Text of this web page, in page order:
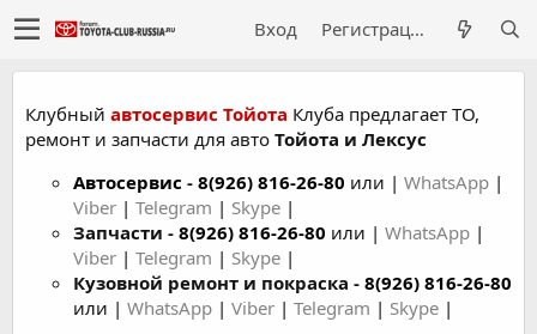
Вход Регистрация
Клубный автосервис Тойота Клуба предлагает ТО,
ремонт и запчасти для авто Тойота и Лексус
Автосервис - 8(926) 816-26-80 или | WhatsApp |
Viber | Telegram | Skype |
Запчасти - 8(926) 816-26-80 или | WhatsApp |
Viber | Telegram | Skype |
Кузовной ремонт и покраска - 8(926) 816-26-80
или | WhatsApp | Viber | Telegram | Skype |